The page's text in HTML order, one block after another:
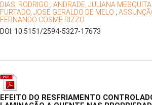
DIAS, RODRIGO ; ANDRADE, JULIANA
FURTADO, JOSÉ GERALDO DE MELO ;
FERNANDO COSME RIZZO
DOI: 10.5151/2594-5327-17673
EFEITO DO RESFRIAMENTO